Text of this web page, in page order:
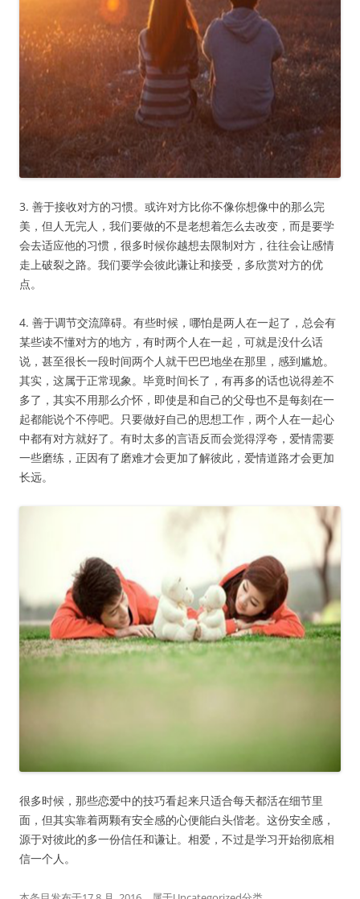
3. 善于接收对方的习惯。或许对方比你不像你想像中的那么完
美，但人无完人，我们要做的不是老想着怎么去改变，而是要学
会去适应他的习惯，很多时候你越想去限制对方，往往会让感情
走上破裂之路。我们要学会彼此谦让和接受，多欣赏对方的优
点。
4. 善于调节交流障碍。有些时候，哪怕是两人在一起了，总会有
某些读不懂对方的地方，有时两个人在一起，可就是没什么话
说，甚至很长一段时间两个人就干巴巴地坐在那里，感到尴尬。
其实，这属于正常现象。毕竟时间长了，有再多的话也说得差不
多了，其实不用那么介怀，即使是和自己的父母也不是每刻在一
起都能说个不停吧。只要做好自己的思想工作，两个人在一起心
中都有对方就好了。有时太多的言语反而会觉得浮夸，爱情需要
一些磨练，正因有了磨难才会更加了解彼此，爱情道路才会更加
长远。
很多时候，那些恋爱中的技巧看起来只适合每天都活在细节里
面，但其实靠着两颗有安全感的心便能白头偕老。这份安全感，
源于对彼此的多一份信任和谦让。相爱，不过是学习开始彻底相
信一个人。